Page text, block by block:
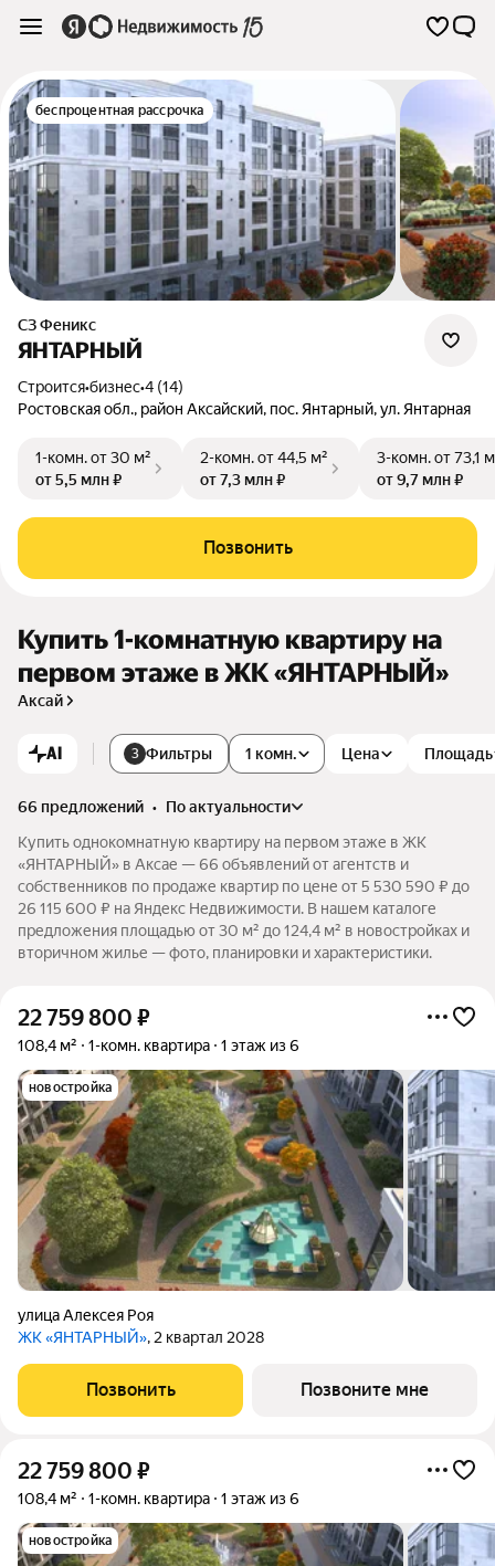
беспроцентная рассрочка
СЗ Феникс
ЯНТАРНЫЙ
Строится•бизнес•4 (14)
Ростовская обл., район Аксайский, пос. Янтарный,ул. Янтарная
1-комн.от 30 м²
от 5,5 млн ₽
2-комн.от 44,5 м²
от 7,3 млн ₽
3-комн.от 73,1
от 9,7 млн ₽
Позвонить
Купить 1-комнатную квартиру на
первом этаже в ЖК «ЯНТАРНЫЙ»
Аксай
AI 3 Фильтры 1 комн. Цена Площадь
66 предложений •
по актуальности
Купить однокомнатную квартиру на первом этаже в ЖК
«ЯНТАРНЫЙ» в Аксае — 66 объявлений от агентств и
собственников по продаже квартир по цене от 5 530 590 ₽ до
26 115 600 ₽ на Яндекс Недвижимости. В нашем каталоге
предложения площадью от 30 м² до 124,4 м² в новостройках и
вторичном жилье — фото, планировки и характеристики.
22 759 800 ₽
108,4 м² 1-комн. квартира 1 этаж из 6
новостройка
улица Алексея Роя
ЖК «ЯНТАРНЫЙ», 2 квартал 2028
Позвонить Позвоните мне
22 759 800 ₽
108,4 м² 1-комн. квартира 1 этаж из 6
новостройка